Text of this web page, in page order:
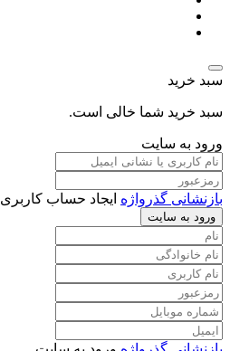
سبد خرید
سبد خرید شما خالی است.
ورود به سایت
بازنشانی گذرواژه ایجاد حساب کاربری
ورود به سایت